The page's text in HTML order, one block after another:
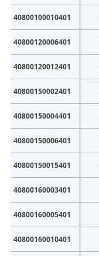
40800100010401
40800120006401
40800120012401
40800150002401
40800150004401
40800150006401
40800150015401
40800160003401
40800160005401
40800160010401